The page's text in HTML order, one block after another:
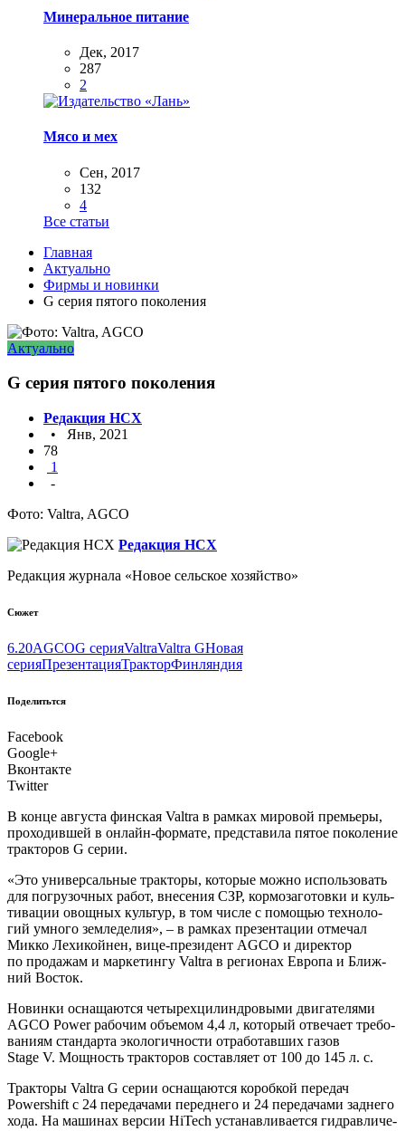
Минеральное питание
Дек, 2017
287
2
Мясо и мех
Сен, 2017
132
4
Все статьи
Главная
Актуально
Фирмы и новинки
G серия пятого поколения
Актуально
G серия пятого поколения
Редакция НСХ
• Янв, 2021
78
1
-
Фото: Valtra, AGCO
Редакция НСХ
Редакция журнала «Новое сельское хозяйство»
Сюжет
6.20AGCOG серияValtraValtra GНовая
серияПрезентацияТракторФинляндия
Поделитьтся
Facebook
Google+
Вконтакте
Twitter
В кон­це авгу­ста фин­ская Valtra в рам­ках миро­вой пре­мье­ры,
про­хо­див­шей в онлайн-фор­ма­те, пред­ста­ви­ла пятое поко­ле­ние
трак­то­ров G серии.
«Это уни­вер­саль­ные трак­то­ры, кото­рые мож­но исполь­зо­вать
для погру­зоч­ных работ, вне­се­ния СЗР, кор­мо­за­го­тов­ки и куль­
ти­ва­ции овощ­ных куль­тур, в том чис­ле с помо­щью тех­но­ло­
гий умно­го зем­ле­де­лия», – в рам­ках пре­зен­та­ции отме­чал
Мик­ко Лехи­кой­нен, вице-пре­зи­дент AGCO и дирек­тор
по про­да­жам и мар­ке­тин­гу Valtra в реги­о­нах Евро­па и Ближ­
ний Восток.
Новин­ки осна­ща­ют­ся четы­рех­ци­лин­дро­вы­ми дви­га­те­ля­ми
AGCO Power рабо­чим объ­е­мом 4,4 л, кото­рый отве­ча­ет тре­бо­
ва­ни­ям стан­дар­та эко­ло­гич­но­сти отра­бо­тав­ших газов
Stage V. Мощ­ность трак­то­ров состав­ля­ет от 100 до 145 л. с.
Трак­то­ры Valtra G серии осна­ща­ют­ся короб­кой пере­дач
Powershift с 24 пере­да­ча­ми перед­не­го и 24 пере­да­ча­ми зад­не­го
хода. На маши­нах вер­сии HiTech уста­нав­ли­ва­ет­ся гид­рав­ли­че­